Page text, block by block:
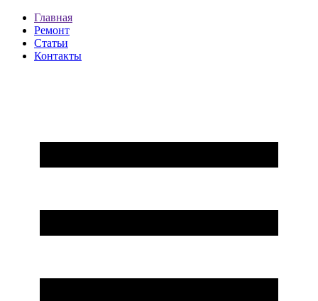
Главная
Ремонт
Статьи
Контакты